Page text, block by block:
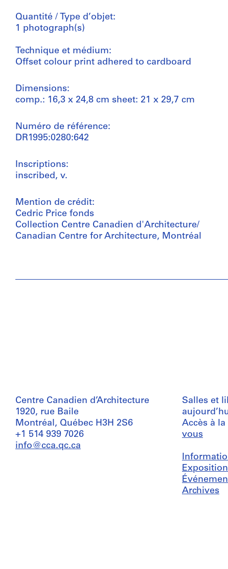
Quantité / Type d’objet:
1 photograph(s)
Technique et médium:
Offset colour print adhered to cardboard
Dimensions:
comp.: 16,3 x 24,8 cm sheet: 21 x 29,7 cm
Numéro de référence:
DR1995:0280:642
Inscriptions:
inscribed, v.
Mention de crédit:
Cedric Price fonds
Collection Centre Canadien d'Architecture/
Canadian Centre for Architecture, Montréal
Centre Canadien d’Architecture
1920, rue Baile
Montréal, Québec H3H 2S6
+1 514 939 7026
info@cca.qc.ca
Salles et
Accès à
vous
Archives